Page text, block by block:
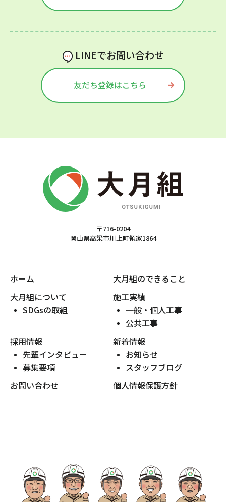
LINEでお問い合わせ
友だち登録はこちら
〒716-0204
岡山県高梁市川上町領家1864
ホーム
大月組のできること
大月組について
SDGsの取組
施工実績
一般・個人工事
公共工事
採用情報
先輩インタビュー
募集要項
新着情報
お知らせ
スタッフブログ
お問い合わせ
個人情報保護方針